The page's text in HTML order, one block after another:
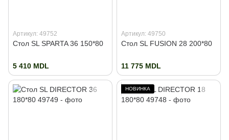
Артикул: 49752
Стол SL SPARTA 36 150*80
5 410 MDL
Артикул: 49750
Стол SL FUSION 28 200*80
11 775 MDL
НОВИНКА